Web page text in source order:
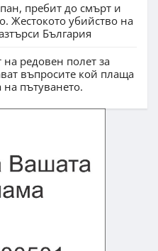
пребит до смърт и
Жестокото убийство на
България
на редовен полет за
въпросите кой плаща
на пътуването.